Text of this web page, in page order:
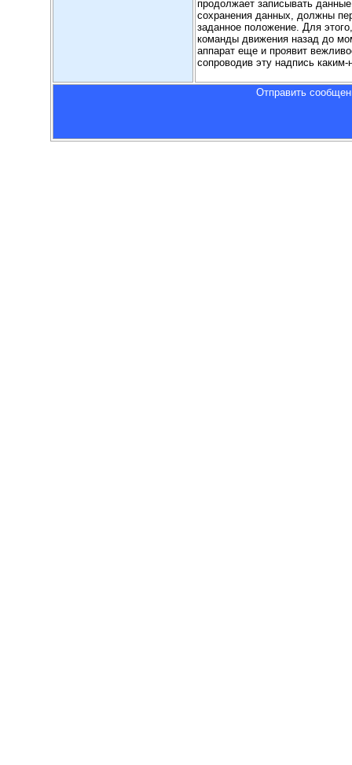
продолжает записывать
сохранения данных, должны
заданное положение. Для
команды движения назад до
аппарат еще и проявит
сопроводив эту надпись каким-
Отправить